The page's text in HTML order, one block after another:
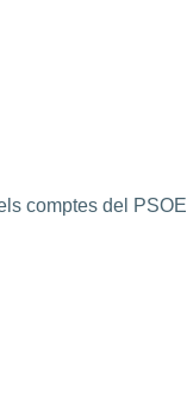
comptes del PSOE